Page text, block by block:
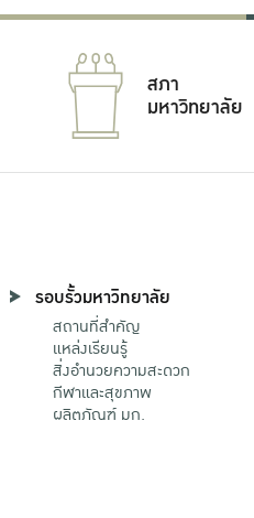
สภา
มหาวิทยาลัย
รอบรั้วมหาวิทยาลัย
สถานที่สำคัญ
แหล่งเรียนรู้
สิ่งอำนวยความสะดวก
กีฬาและสุขภาพ
ผลิตภัณฑ์ มก.